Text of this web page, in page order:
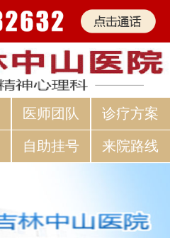
医师团队 诊疗方案
自助挂号 来院路线